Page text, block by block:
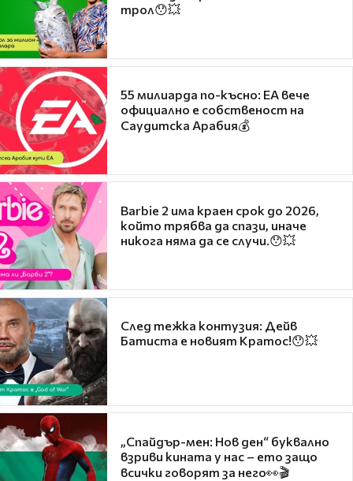
трол😯💥
55 милиарда по-късно: EA вече
официално е собственост на
Саудитска Арабия💰
Barbie 2 има краен срок до 2026,
който трябва да спази, иначе
никога няма да се случи.😯💥
След тежка контузия: Дейв
Батиста е новият Кратос!😯💥
„Спайдър-мен: Нов ден“ буквално
взриви кината у нас – ето защо
всички говорят за него👀🎬